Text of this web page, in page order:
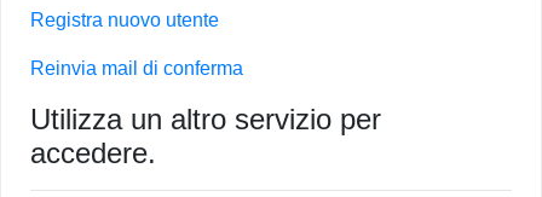
Registra nuovo utente
Reinvia mail di conferma
Utilizza un altro servizio per
accedere.